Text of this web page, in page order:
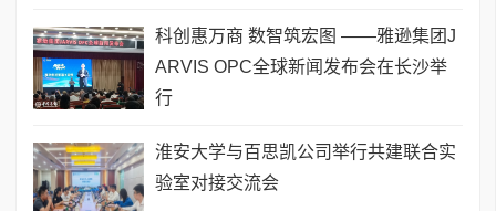
科创惠万商 数智筑宏图 ——雅逊集团J
ARVIS OPC全球新闻发布会在长沙举
行
淮安大学与百思凯公司举行共建联合实
验室对接交流会